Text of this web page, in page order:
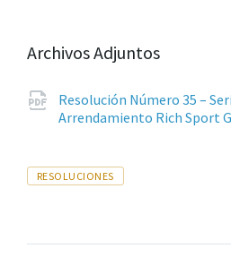
Archivos Adjuntos
Resolución Número 35 –
Arrendamiento Rich Sport
Tags
RESOLUCIONES